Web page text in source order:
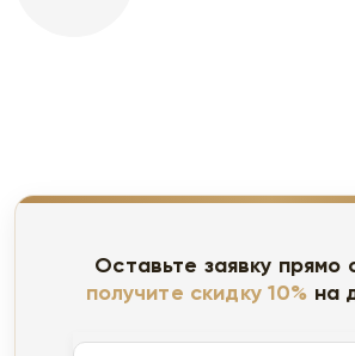
Оставьте заявку прямо
получите скидку 10% на